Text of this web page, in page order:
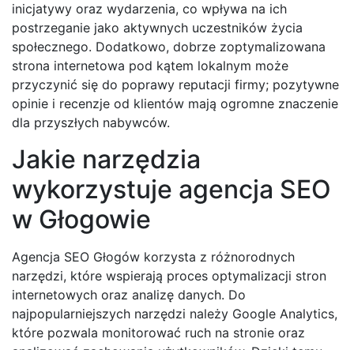
inicjatywy oraz wydarzenia, co wpływa na ich
postrzeganie jako aktywnych uczestników życia
społecznego. Dodatkowo, dobrze zoptymalizowana
strona internetowa pod kątem lokalnym może
przyczynić się do poprawy reputacji firmy; pozytywne
opinie i recenzje od klientów mają ogromne znaczenie
dla przyszłych nabywców.
Jakie narzędzia
wykorzystuje agencja SEO
w Głogowie
Agencja SEO Głogów korzysta z różnorodnych
narzędzi, które wspierają proces optymalizacji stron
internetowych oraz analizę danych. Do
najpopularniejszych narzędzi należy Google Analytics,
które pozwala monitorować ruch na stronie oraz